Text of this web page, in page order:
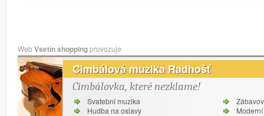
WebVsetín shoppingprovozuje
Cimbálová muzika Radhošť
Cimbálovka, které nezklame!
Svatební muzika
Hudba na oslavy